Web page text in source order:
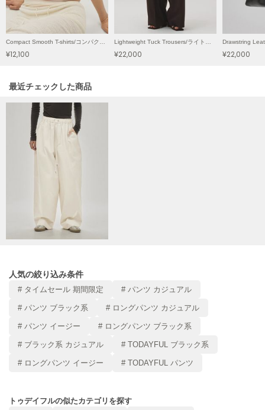
MICHU COQUETTE
ミチュ コケット
MIESROHE
ミースロエ
ミーエスミーム
Mila Owen
ミラオーウェン
MOIGE
モワージュ
NEW Balance
ネズ
NIKE
ナイキ
NOWNS
null.
Compact Smooth T-shirts/コンパクトスムースTシャツ
¥12,100
Lightweight Tuck Trousers/ライトウエイトタックトラウザーズ
¥22,000 ¥22,000
関連記事
最近チェックした商品
人気の絞り込み条件
# タイムセール 期間限定 # パンツ カジュアル
# パンツ ブラック系 # ロングパンツ カジュアル
# パンツ イージー # ロングパンツ ブラック系
# ブラック系 カジュアル # TODAYFUL ブラック系
# ロングパンツ イージー # TODAYFUL パンツ
トゥデイフルの似たカテゴリを探す